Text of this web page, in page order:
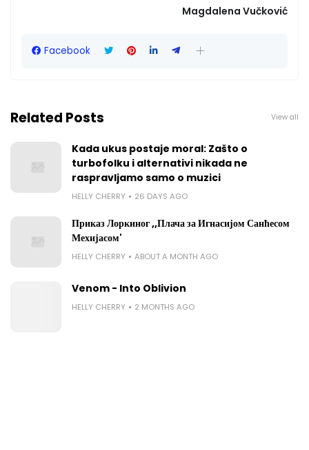
Magdalena Vučković
Facebook
Related Posts View all
Kada ukus postaje moral: Zašto o
turbofolku i alternativi nikada ne
raspravljamo samo o muzici
HELLY CHERRY 26 DAYS AGO
Приказ Лоркиног ,,Плача за Игнасијом Санћесом
Мехијасом'
HELLY CHERRY ABOUT A MONTH AGO
Venom - Into Oblivion
HELLY CHERRY 2 MONTHS AGO